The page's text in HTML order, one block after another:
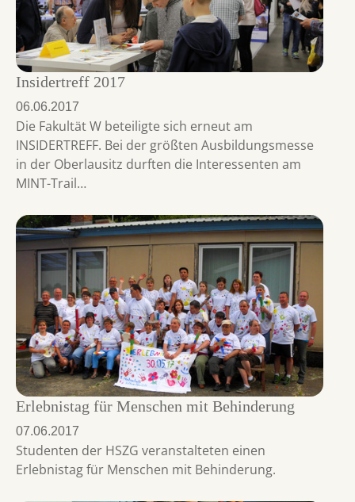
Insidertreff 2017
06.06.2017
Die Fakultät W beteiligte sich erneut am
INSIDERTREFF. Bei der größten Ausbildungsmesse
in der Oberlausitz durften die Interessenten am
MINT-Trail…
Erlebnistag für Menschen mit Behinderung
07.06.2017
Studenten der HSZG veranstalteten einen
Erlebnistag für Menschen mit Behinderung.